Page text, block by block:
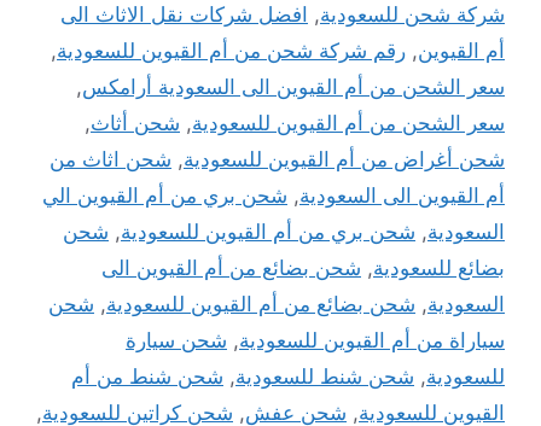
شركة شحن للسعودية, افضل شركات نقل الاثاث الى
أم القيوين, رقم شركة شحن من أم القيوين للسعودية,
سعر الشحن من أم القيوين الى السعودية أرامكس,
سعر الشحن من أم القيوين للسعودية, شحن أثاث,
شحن أغراض من أم القيوين للسعودية, شحن اثاث من
أم القيوين الى السعودية, شحن بري من أم القيوين الي
السعودية, شحن بري من أم القيوين للسعودية, شحن
بضائع للسعودية, شحن بضائع من أم القيوين الى
السعودية, شحن بضائع من أم القيوين للسعودية, شحن
سياراة من أم القيوين للسعودية, شحن سيارة
للسعودية, شحن شنط للسعودية, شحن شنط من أم
القيوين للسعودية, شحن عفش, شحن كراتين للسعودية,